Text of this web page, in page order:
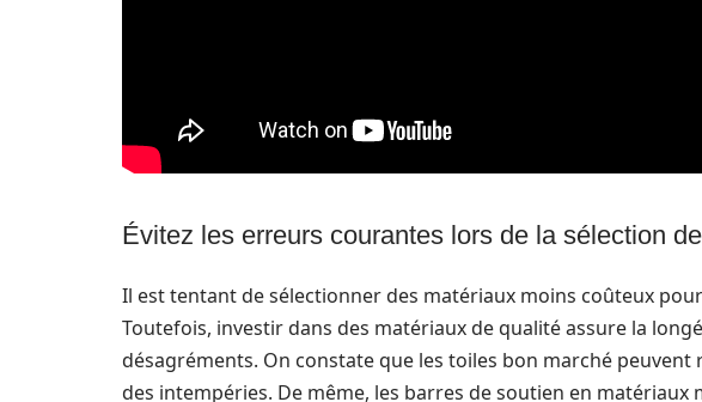
Évitez les erreurs courantes lors de la sélection
Il est tentant de sélectionner des matériaux moins coûteux
Toutefois, investir dans des matériaux de qualité assure la
désagréments. On constate que les toiles bon marché peuvent
des intempéries. De même, les barres de soutien en matériaux